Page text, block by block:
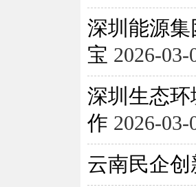
深圳能源
宝 2026-03-
深圳生态
作 2026-03-
云南民企